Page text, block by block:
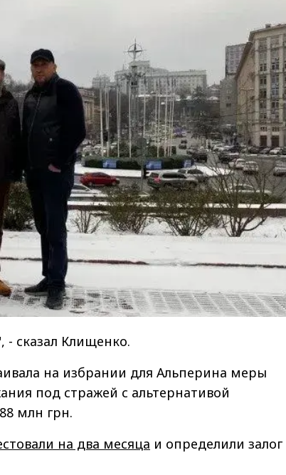
- сказал Клищенко.
на избрании для Альперина меры
под стражей с альтернативой
млн грн.
на два месяца и определили залог